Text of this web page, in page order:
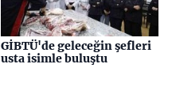
GİBTÜ'de geleceğin şefleri
usta isimle buluştu